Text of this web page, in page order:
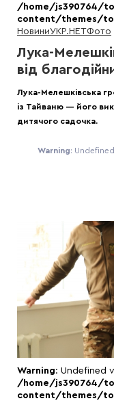
/home/js390764/
content/themes/
НовиниУКР.НЕТФото
Лука-
від
Лука-Мелешківська
із Тайваню — його
дитячого садочка.
Warning:
Warning: Undefined
/home/js390764/
content/themes/